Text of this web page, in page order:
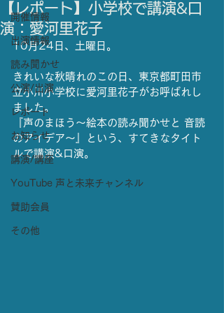
開催情報
出演情報
読み聞かせ
公演/出演
レポート
お知らせ
講演/講座
YouTube 声と未来チャンネル
賛助会員
その他
【レポート】小学校で講演&口
演：愛河里花子
10月24日、土曜日。
きれいな秋晴れのこの日、東京都町田市
立小川小学校に愛河里花子がお呼ばれし
ました。
『声のまほう〜絵本の読み聞かせと 音読
のアイデア〜』という、すてきなタイト
ルで講演&口演。